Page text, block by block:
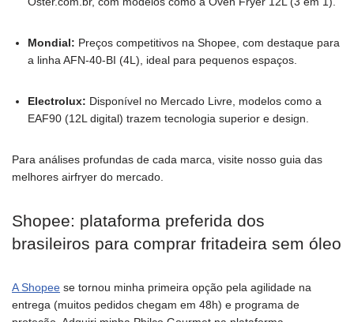
Mondial: Preços competitivos na Shopee, com destaque para
a linha AFN-40-BI (4L), ideal para pequenos espaços.
Electrolux: Disponível no Mercado Livre, modelos como a
EAF90 (12L digital) trazem tecnologia superior e design.
Para análises profundas de cada marca, visite nosso guia das
melhores airfryer do mercado.
Shopee: plataforma preferida dos
brasileiros para comprar fritadeira sem óleo
A Shopee se tornou minha primeira opção pela agilidade na
entrega (muitos pedidos chegam em 48h) e programa de